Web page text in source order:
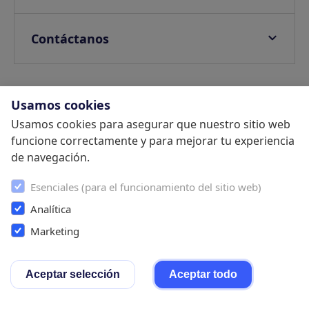
Guest App Customizable
Protección de daños
Upselling
Pagos
Cumplimiento legal
Casos de Éxito
SDK
Política de Privacidad
Términos y Condiciones
Trabaja con nosotros
Programa de referidos
Contáctanos
Soporte
Socios
Comienza tu prueba gratuita
Política de Privacidad
Settings
Usamos cookies
Usamos cookies para asegurar que nuestro sitio web
funcione correctamente y para mejorar tu experiencia
de navegación.
Esenciales (para el funcionamiento del sitio web)
Analítica
Marketing
Aceptar selección Aceptar todo